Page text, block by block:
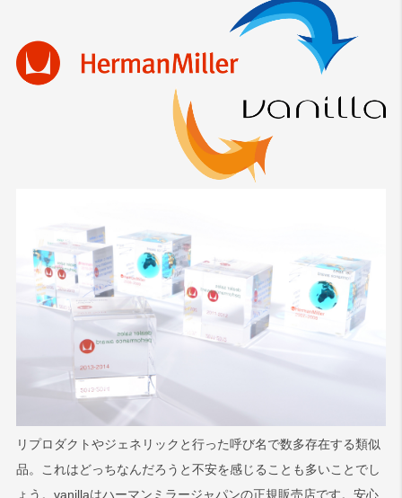
リプロダクトやジェネリックと行った呼び名で数多存在する類似
品。これはどっちなんだろうと不安を感じることも多いことでし
ょう。vanillaはハーマンミラージャパンの正規販売店です。安心